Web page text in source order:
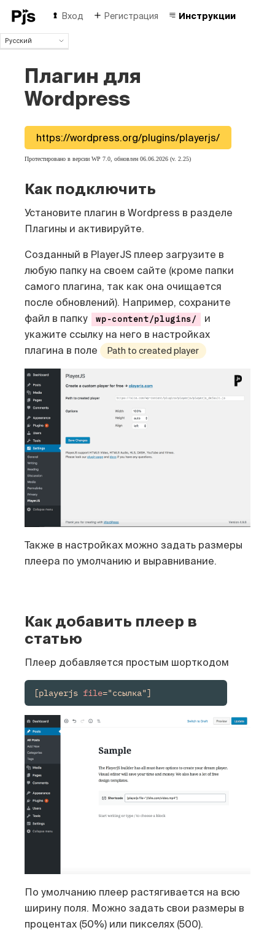
Вход Регистрация Инструкции
Русский
English
Español
Português (Brasil)
Français
Плагин для
Wordpress
https://wordpress.org/plugins/playerjs/
Протестировано в версии WP 7.0, обновлен 06.06.2026 (v. 2.25)
Как подключить
Установите плагин в Wordpress в разделе
Плагины и активируйте.
Созданный в PlayerJS плеер загрузите в
любую папку на своем сайте (кроме папки
самого плагина, так как она очищается
после обновлений). Например, сохраните
файл в папку
wp-content/plugins/
и
укажите ссылку на него в настройках
плагина в поле
Path to created player
Также в настройках можно задать размеры
плеера по умолчанию и выравнивание.
Как добавить плеер в
статью
Плеер добавляется простым шорткодом
[playerjs file="ссылка"]
По умолчанию плеер растягивается на всю
ширину поля. Можно задать свои размеры в
процентах (50%) или пикселях (500).